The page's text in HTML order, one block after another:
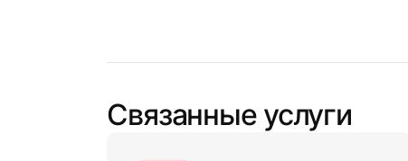
Связанные услуги